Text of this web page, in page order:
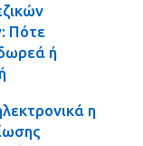
Πότε
ή
η